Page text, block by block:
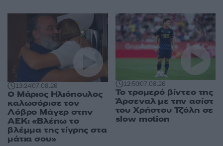
13:2407.08.26
Ο Μάριος Ηλιόπουλος
καλωσόρισε τον
Λόβρο Μάγερ στην
ΑΕΚ: «Βλέπω το
βλέμμα της τίγρης στα
μάτια σου»
12:5007.08.26
Το τρομερό βίντεο της
Άρσεναλ με την ασίστ
του Χρήστου Τζόλη σε
slow motion